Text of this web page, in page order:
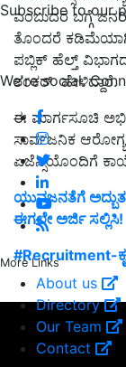
Subscribe to our
We're social.
More Links
About us
Directory
Our Team
Contact
ಎಂಬುದರ ಬಗ್ಗೆ
ತೊಂದರೆ
ಪಬ್ಲಿಕ್ ಹೆಲ್ತ್
ಶಂಕರ್ ಹೇಳಿದ್ದಾರೆ.
ಈ ಮಾರ್ಗಸೂಚಿ
ಸಾರ್ವಜನಿಕ
ಏಜೆನ್ಸಿಯೊಂದಿಗೆ
ಯುವಜನತೆಗೆ
ಈಗಲೇ ಅರ್ಜಿ ಸಲ್ಲಿಸಿ!
#Recruitment-